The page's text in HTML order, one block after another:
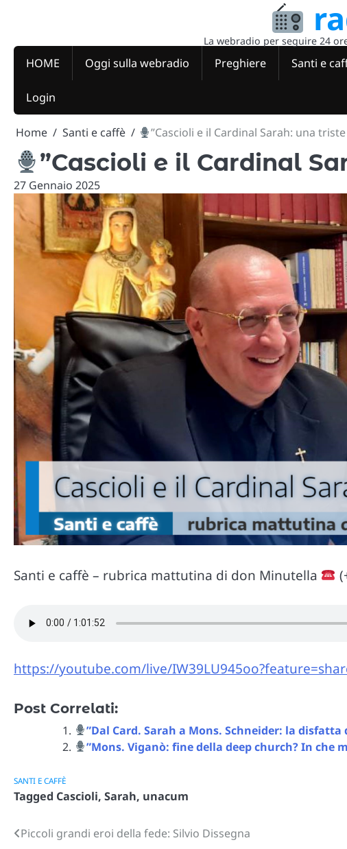
La webradio per seguire 24
HOME Oggi sulla webradio Preghiere Santi e
Login
Home Santi e caffè ”Cascioli e il Cardinal Sarah: una
”Cascioli e il Cardinal
27 Gennaio 2025
Santi e caffè – rubrica mattutina di don Minutella
https://youtube.com/live/
Post Correlati:
”Dal Card. Sarah a Mons. Schneider: la disfatta
”Mons. Viganò: fine della deep church? In che
SANTI E CAFFÈ
Tagged Cascioli, Sarah, unacum
Navigazione
Piccoli grandi eroi della fede: Silvio Dissegna